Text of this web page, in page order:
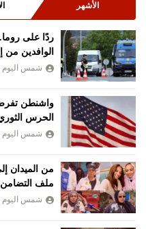
الأشهر
ردًا على
الوافدين من
شمس اليوم
واشنطن
الحرس
شمس اليوم
من الميدان
ملف
شمس اليوم